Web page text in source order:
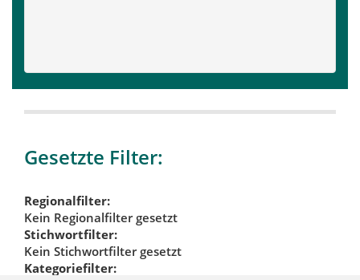
Gesetzte Filter:
Regionalfilter:
Kein Regionalfilter gesetzt
Stichwortfilter:
Kein Stichwortfilter gesetzt
Kategoriefilter: